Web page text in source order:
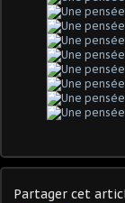
Partager cet